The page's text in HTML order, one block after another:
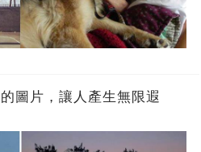
圖片，讓人產生無限遐